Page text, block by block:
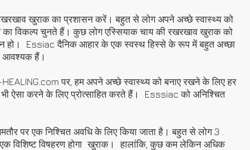
खुराक का प्रशासन करें। बहुत से लोग अपने अच्छे स्वास्थ्य को
विकल्प चुनते हैं। कुछ लोग एस्सियाक चाय की रखरखाव खुराक को
हो।
Essiac दैनिक आहार के एक स्वस्थ हिस्से के रूप में बहुत अच्छा
आवश्यक हैं।
पर, हम अपने अच्छे स्वास्थ्य को बनाए रखने के लिए हर
ऐसा करने के लिए प्रोत्साहित करते हैं।
Esssiac को अनिश्चित
पर एक निश्चित अवधि के लिए किया जाता है। बहुत से लोग 3 .
विषहरण होगा खुराक।
हालांकि, कुछ कम लेकिन अधिक